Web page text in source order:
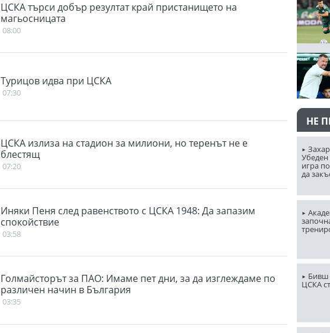
ЦСКА търси добър резултат край пристанището на
магьосницата
08:00
Турицов идва при ЦСКА
07:30
ЦСКА излиза на стадион за милиони, но теренът не е
блестящ
07:20
Иняки Пеня след равенството с ЦСКА 1948: Да запазим
спокойствие
03:58
Голмайсторът за ПАО: Имаме пет дни, за да изглеждаме по
различен начин в България
03:35
НЕ
Убеден
игра
да
Бивш
ЦСКА